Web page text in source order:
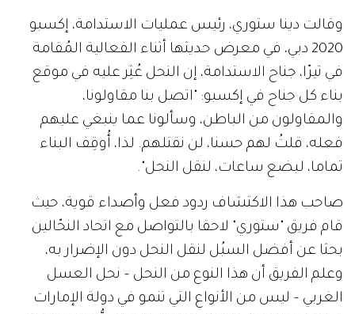
وقالت دينا ستوري، رئيس عمليات الاستدامة، إكسبو
2020 دبي، في معرض حديثها أثناء الفعالية المُقامة
في تيرّا، جناح الاستدامة، إن النحل عُثِر عليه في موقع
بناء كل جناح في إكسبو: "اتصل بنا مقاولونا،
والمقاولون من الباطن، وسألونا عما ينبغي عليهم
فعله، قلتُ لهم حسنا، لن نقتلهم. لذا، أُوقِف البناء
تماما، لبضع ساعات، لنقل النحل".
صاحب هذا الاكتشاف ردود فعل وأصداء قوية، حيث
قام فريق "ستوري" لاحقا بالتواصل مع اتحاد النحّالين
بحثا عن أفضل السبُل لنقل النحل دون الإضرار به،
وعلم الفريق أن هذا النوع من النحل – نحل العسل
الغربي – ليس من الأنواع التي تنمو في دولة الإمارات